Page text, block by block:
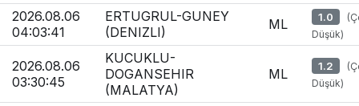
2026.08.06
04:03:41
ERTUGRUL-GUNEY
(DENIZLI)
ML 1.0
Düşük)
2026.08.06
03:30:45
KUCUKLU-
DOGANSEHIR
(MALATYA)
ML 1.2
Düşük)